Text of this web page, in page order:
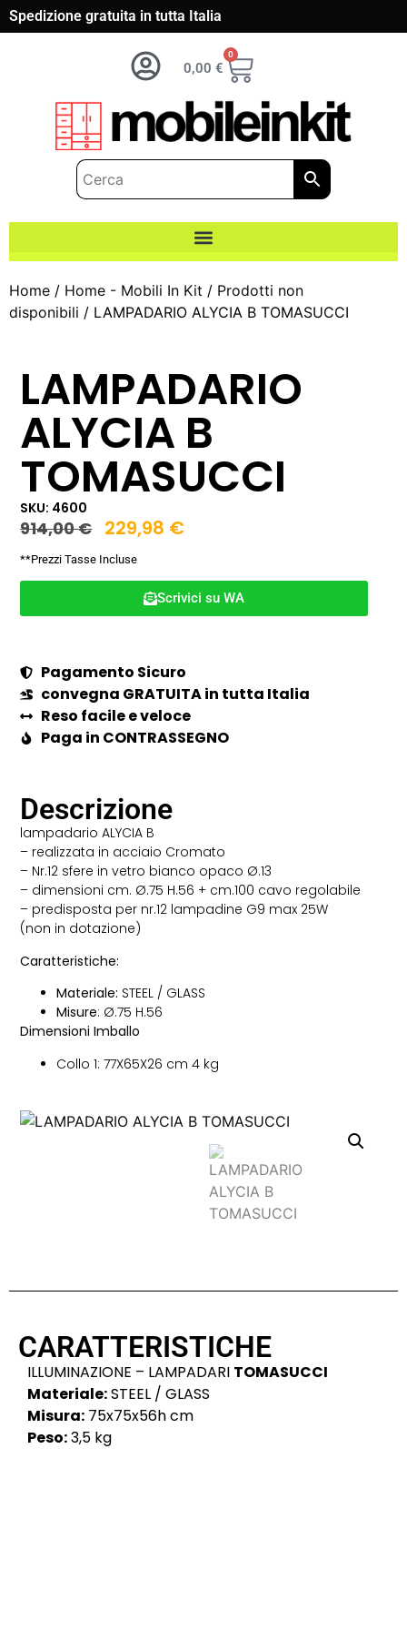
Spedizione gratuita in tutta Italia
0,00 €
0
Home / Home - Mobili In Kit / Prodotti non
disponibili / LAMPADARIO ALYCIA B TOMASUCCI
LAMPADARIO
ALYCIA B
TOMASUCCI
SKU: 4600
914,00€ 229,98 €
**Prezzi Tasse Incluse
Scrivici su WA
Pagamento Sicuro
convegna GRATUITA in tutta Italia
Reso facile e veloce
Paga in CONTRASSEGNO
Descrizione
lampadario ALYCIA B
– realizzata in acciaio Cromato
– Nr.12 sfere in vetro bianco opaco Ø.13
– dimensioni cm. Ø.75 H.56 + cm.100 cavo regolabile
– predisposta per nr.12 lampadine G9 max 25W
(non in dotazione)
Caratteristiche:
Materiale: STEEL / GLASS
Misure: Ø.75 H.56
Dimensioni Imballo
Collo 1: 77X65X26 cm 4 kg
CARATTERISTICHE
ILLUMINAZIONE – LAMPADARI TOMASUCCI
Materiale:STEEL / GLASS
Misura: 75x75x56h cm
Peso:3,5 kg